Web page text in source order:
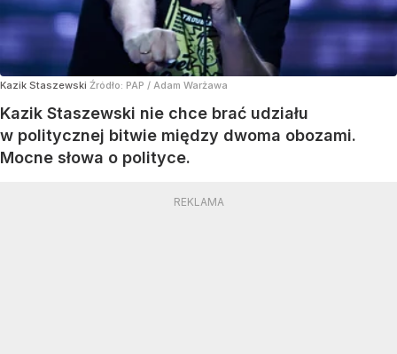
Kazik Staszewski Źródło: PAP / Adam Warżawa
Kazik Staszewski nie chce brać udziału
w politycznej bitwie między dwoma obozami.
Mocne słowa o polityce.